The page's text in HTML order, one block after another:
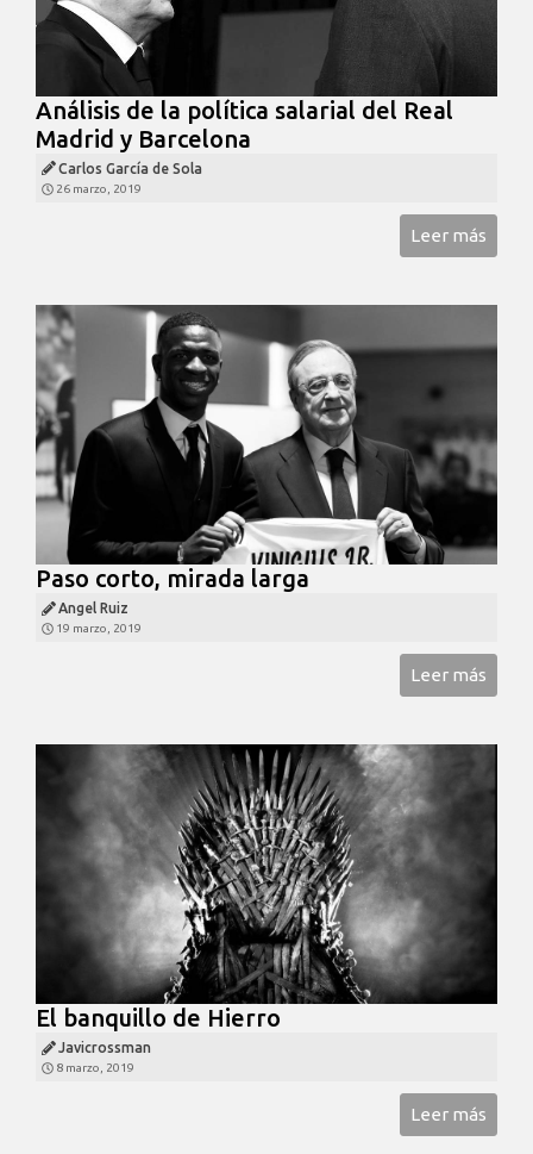
Análisis de la política salarial del Real
Madrid y Barcelona
Carlos García de Sola
26 marzo, 2019
Leer más
Paso corto, mirada larga
Angel Ruiz
19 marzo, 2019
Leer más
El banquillo de Hierro
Javicrossman
8 marzo, 2019
Leer más